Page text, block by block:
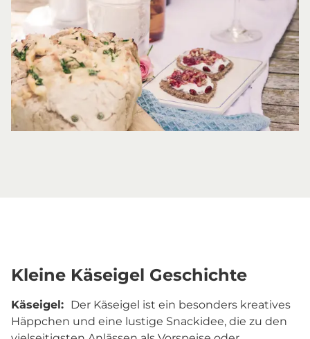
Kleine Käseigel Geschichte
Käseigel: Der Käseigel ist ein besonders kreatives
Häppchen und eine lustige Snackidee, die zu den